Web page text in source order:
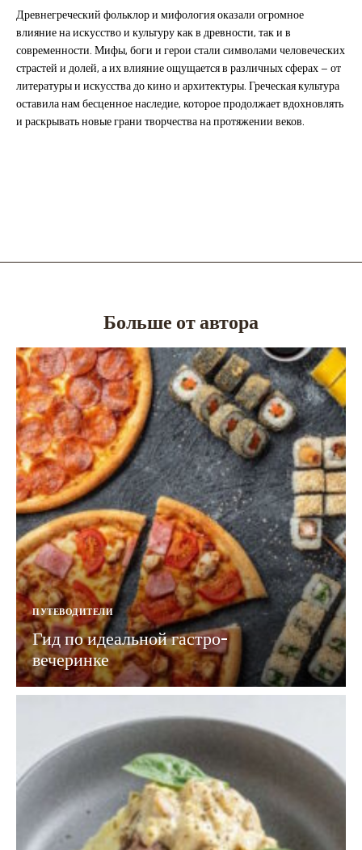
Древнегреческий фольклор и мифология оказали огромное
влияние на искусство и культуру как в древности, так и в
современности. Мифы, боги и герои стали символами человеческих
страстей и долей, а их влияние ощущается в различных сферах – от
литературы и искусства до кино и архитектуры. Греческая культура
оставила нам бесценное наследие, которое продолжает вдохновлять
и раскрывать новые грани творчества на протяжении веков.
Больше от автора
ПУТЕВОДИТЕЛИ
Гид по идеальной гастро-
вечеринке